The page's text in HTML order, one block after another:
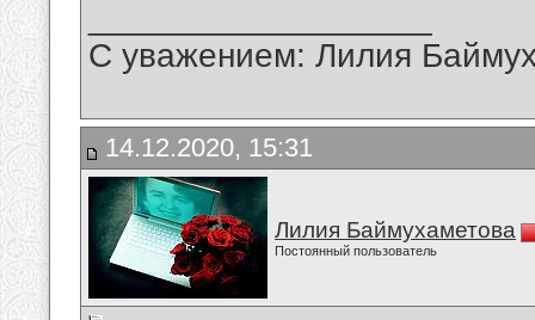
С уважением: Лилия
14.12.2020, 15:31
Лилия Баймухаметова
Постоянный пользователь